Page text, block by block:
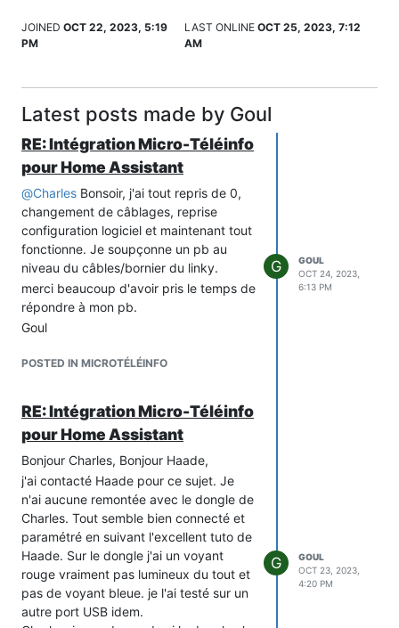
JOINED OCT 22, 2023, 5:19
PM
LAST ONLINE OCT 25, 2023, 7:12
AM
Latest posts made by Goul
RE: Intégration Micro-Téléinfo
pour Home Assistant
@Charles Bonsoir, j'ai tout repris de 0,
changement de câblages, reprise
configuration logiciel et maintenant tout
fonctionne. Je soupçonne un pb au
niveau du câbles/bornier du linky.
merci beaucoup d'avoir pris le temps de
répondre à mon pb.
Goul
POSTED IN MICROTÉLÉINFO
G
GOUL
OCT 24, 2023,
6:13 PM
RE: Intégration Micro-Téléinfo
pour Home Assistant
Bonjour Charles, Bonjour Haade,
j'ai contacté Haade pour ce sujet. Je
n'ai aucune remontée avec le dongle de
Charles. Tout semble bien connecté et
paramétré en suivant l'excellent tuto de
Haade. Sur le dongle j'ai un voyant
rouge vraiment pas lumineux du tout et
pas de voyant bleue. je l'ai testé sur un
autre port USB idem.
G
GOUL
OCT 23, 2023,
4:20 PM